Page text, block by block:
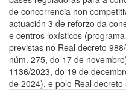
DA
CONECTIVIDADE
EN
POLIGONOS
INDUSTRIAIS
E
CENTROS
LOXISTICOS
de concorrencia non
actuación 3 de reforzo da
e centros loxísticos
previstas no Real decreto
núm. 275, do 17 de
1136/2023, do 19 de
de 2024), e polo Real